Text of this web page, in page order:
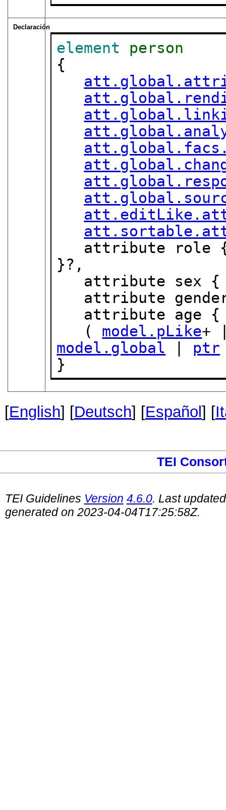
Declaración
element
person
{
attribute
}?,
attribute sex
attribute
attribute age
   (
model.pLike+
model.global
ptr
}
[English] [Deutsch] [Español ] [
TEI
TEI Guidelines Version 4.6.0. Last
generated on 2023-04-04T17:25:58Z.